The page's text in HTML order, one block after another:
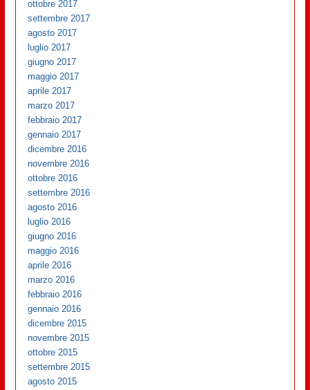
ottobre 2017
settembre 2017
agosto 2017
luglio 2017
giugno 2017
maggio 2017
aprile 2017
marzo 2017
febbraio 2017
gennaio 2017
dicembre 2016
novembre 2016
ottobre 2016
settembre 2016
agosto 2016
luglio 2016
giugno 2016
maggio 2016
aprile 2016
marzo 2016
febbraio 2016
gennaio 2016
dicembre 2015
novembre 2015
ottobre 2015
settembre 2015
agosto 2015